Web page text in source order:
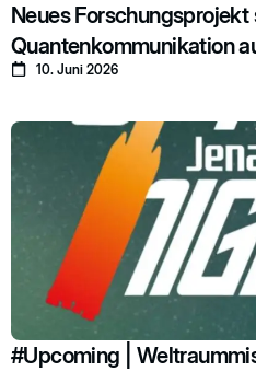
Neues Forschungsprojekt
Quantenkommunikation
10. Juni 2026
#Upcoming |